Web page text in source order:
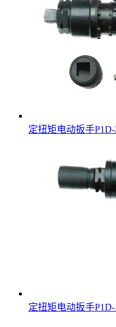
定扭矩电动扳手P1D-
定扭矩电动扳手P1D-